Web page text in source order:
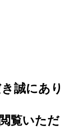
誠にあり
覧いただ